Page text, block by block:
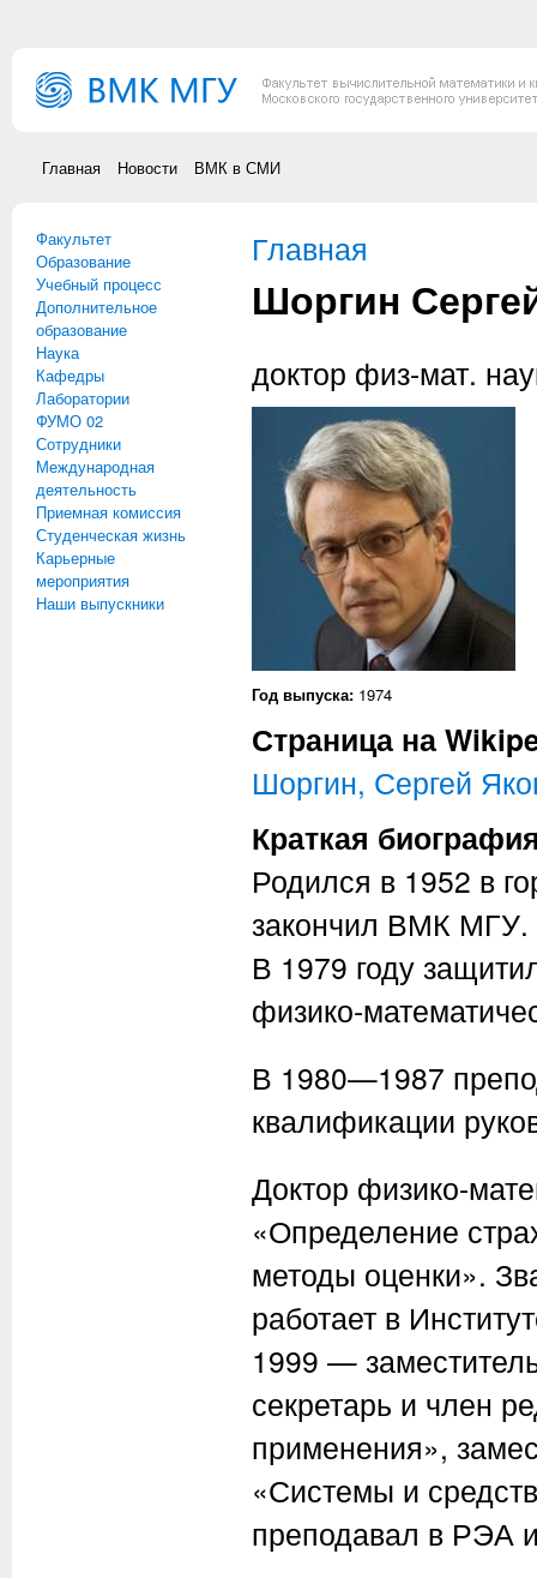
Главная Новости ВМК в СМИ
Факультет
Образование
Учебный процесс
Дополнительное
образование
Наука
Кафедры
Лаборатории
ФУМО 02
Сотрудники
Международная
деятельность
Приемная комиссия
Студенческая жизнь
Карьерные
мероприятия
Наши выпускники
Вы здесь
Главная
Шоргин
доктор физ-мат.
Год выпуска: 1974
Страница на
Шоргин, Сергей
Краткая
Родился в 1952 в
закончил ВМК МГУ.
В 1979 году
физико-
В 1980—1987
квалификации
Доктор физико-
«Определение
методы оценки».
работает в
1999 —
секретарь и член
применения»,
«Системы и
преподавал в РЭА